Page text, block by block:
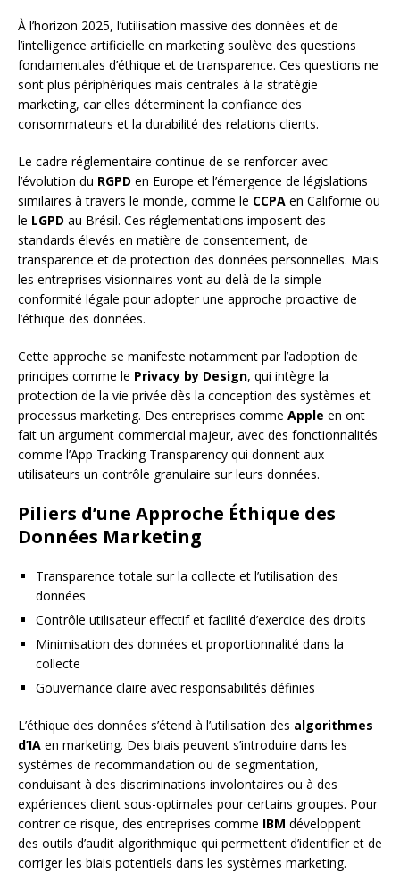
À l’horizon 2025, l’utilisation massive des données et de
l’intelligence artificielle en marketing soulève des questions
fondamentales d’éthique et de transparence. Ces questions ne
sont plus périphériques mais centrales à la stratégie
marketing, car elles déterminent la confiance des
consommateurs et la durabilité des relations clients.
Le cadre réglementaire continue de se renforcer avec
l’évolution du RGPD en Europe et l’émergence de législations
similaires à travers le monde, comme le CCPA en Californie ou
le LGPD au Brésil. Ces réglementations imposent des
standards élevés en matière de consentement, de
transparence et de protection des données personnelles. Mais
les entreprises visionnaires vont au-delà de la simple
conformité légale pour adopter une approche proactive de
l’éthique des données.
Cette approche se manifeste notamment par l’adoption de
principes comme le Privacy by Design, qui intègre la
protection de la vie privée dès la conception des systèmes et
processus marketing. Des entreprises comme Apple en ont
fait un argument commercial majeur, avec des fonctionnalités
comme l’App Tracking Transparency qui donnent aux
utilisateurs un contrôle granulaire sur leurs données.
Piliers d’une Approche Éthique des
Données Marketing
Transparence totale sur la collecte et l’utilisation des
données
Contrôle utilisateur effectif et facilité d’exercice des droits
Minimisation des données et proportionnalité dans la
collecte
Gouvernance claire avec responsabilités définies
L’éthique des données s’étend à l’utilisation des algorithmes
d’IA en marketing. Des biais peuvent s’introduire dans les
systèmes de recommandation ou de segmentation,
conduisant à des discriminations involontaires ou à des
expériences client sous-optimales pour certains groupes. Pour
contrer ce risque, des entreprises comme IBM développent
des outils d’audit algorithmique qui permettent d’identifier et de
corriger les biais potentiels dans les systèmes marketing.